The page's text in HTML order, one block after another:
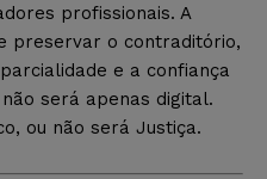
profissionais. A
preservar o contraditório,
e a confiança
será apenas digital.
ou não será Justiça.